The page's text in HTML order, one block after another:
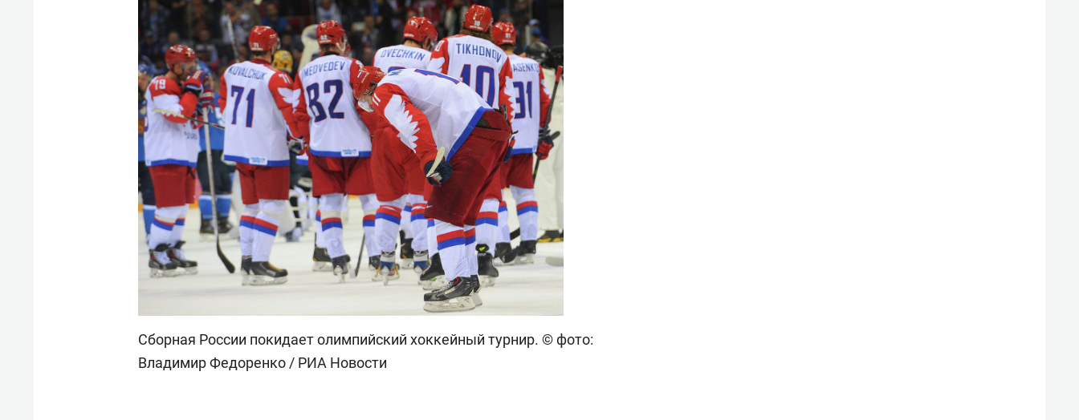
Сборная России покидает олимпийский хоккейный турнир. © фото:
Владимир Федоренко / РИА Новости